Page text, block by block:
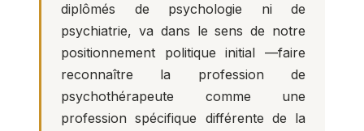
diplômés de psychologie ni de
psychiatrie, va dans le sens de notre
positionnement politique initial —faire
reconnaître la profession de
psychothérapeute comme une
profession spécifique différente de la